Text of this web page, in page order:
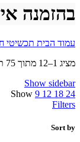
בהזמנה
עמוד הבית תכשיטי
מציג 1–12 מתוך 75 תוצאות
Show sidebar
Show 9 12 18 24
Filters
Sort by